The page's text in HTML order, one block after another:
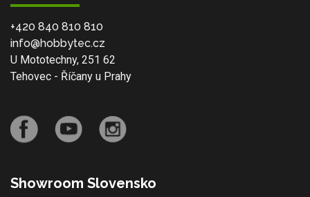
+420 840 810 810
info@hobbytec.cz
U Mototechny, 251 62
Tehovec - Říčany u Prahy
Showroom Slovensko